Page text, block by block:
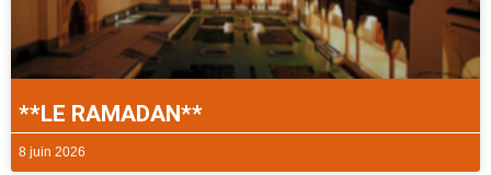
**LE RAMADAN**
8 juin 2026